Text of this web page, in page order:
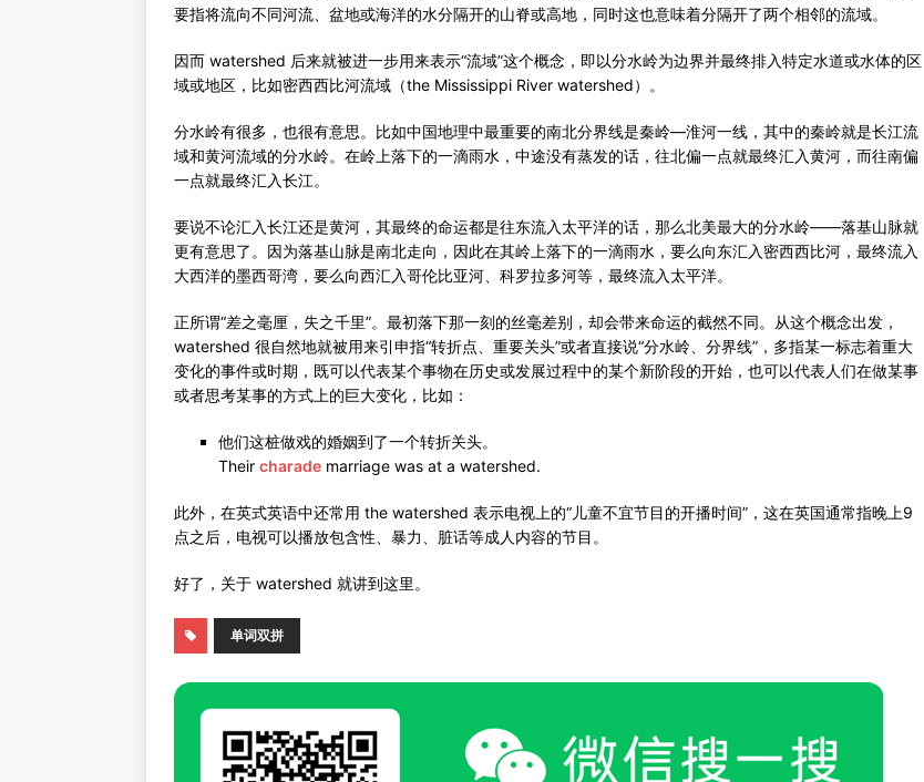
要指将流向不同河流、盆地或海洋的水分隔开的山脊或高地，同时这也意味着分隔开了两个相邻的流域。
因而 watershed 后来就被进一步用来表示“流域”这个概念，即以分水岭为边界并最终排入特定水道或水体的区
域或地区，比如密西西比河流域（the Mississippi River watershed）。
分水岭有很多，也很有意思。比如中国地理中最重要的南北分界线是秦岭—淮河一线，其中的秦岭就是长江流
域和黄河流域的分水岭。在岭上落下的一滴雨水，中途没有蒸发的话，往北偏一点就最终汇入黄河，而往南偏
一点就最终汇入长江。
要说不论汇入长江还是黄河，其最终的命运都是往东流入太平洋的话，那么北美最大的分水岭——落基山脉就
更有意思了。因为落基山脉是南北走向，因此在其岭上落下的一滴雨水，要么向东汇入密西西比河，最终流入
大西洋的墨西哥湾，要么向西汇入哥伦比亚河、科罗拉多河等，最终流入太平洋。
正所谓“差之毫厘，失之千里”。最初落下那一刻的丝毫差别，却会带来命运的截然不同。从这个概念出发，
watershed 很自然地就被用来引申指“转折点、重要关头”或者直接说“分水岭、分界线”，多指某一标志着重大
变化的事件或时期，既可以代表某个事物在历史或发展过程中的某个新阶段的开始，也可以代表人们在做某事
或者思考某事的方式上的巨大变化，比如：
他们这桩做戏的婚姻到了一个转折关头。
Their charade marriage was at a watershed.
此外，在英式英语中还常用 the watershed 表示电视上的“儿童不宜节目的开播时间”，这在英国通常指晚上9
点之后，电视可以播放包含性、暴力、脏话等成人内容的节目。
好了，关于 watershed 就讲到这里。
单词双拼